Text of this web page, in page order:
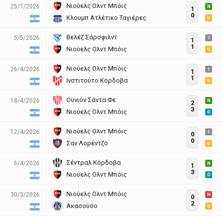
25/7/2026
Νιούελς Ολντ Μπόις
Κλουμπ Ατλέτικο Ταγιέρες
1
0
N
U
5/5/2026
Βελέζ Σάρσφιλντ
Νιούελς Ολντ Μπόις
1
1
U
26/4/2026
Νιούελς Ολντ Μπόις
Ινστιτούτο Κόρδοβα
1
1
U
18/4/2026
Ουνιόν Σάντα Φε
Νιούελς Ολντ Μπόις
2
3
N
O
12/4/2026
Νιούελς Ολντ Μπόις
Σαν Λορέντζο
0
0
U
6/4/2026
Σέντραλ Κόρδοβα
Νιούελς Ολντ Μπόις
1
3
N
O
30/3/2026
Νιούελς Ολντ Μπόις
Ακασούσο
0
2
H
U